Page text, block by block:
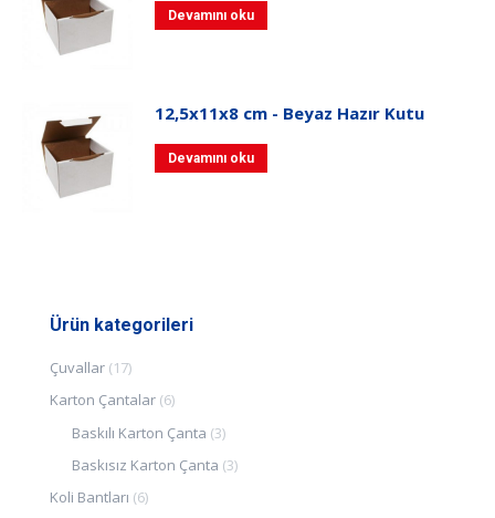
Devamını oku
12,5x11x8 cm - Beyaz Hazır Kutu
Devamını oku
Ürün kategorileri
Çuvallar (17)
Karton Çantalar (6)
Baskılı Karton Çanta (3)
Baskısız Karton Çanta (3)
Koli Bantları (6)